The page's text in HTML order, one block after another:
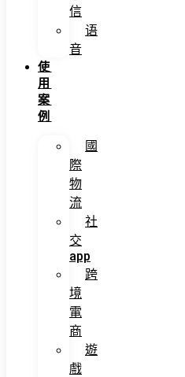
信
语
音
使
用
案
例
國
際
物
流
社
交
app
跨
境
電
商
遊
戲